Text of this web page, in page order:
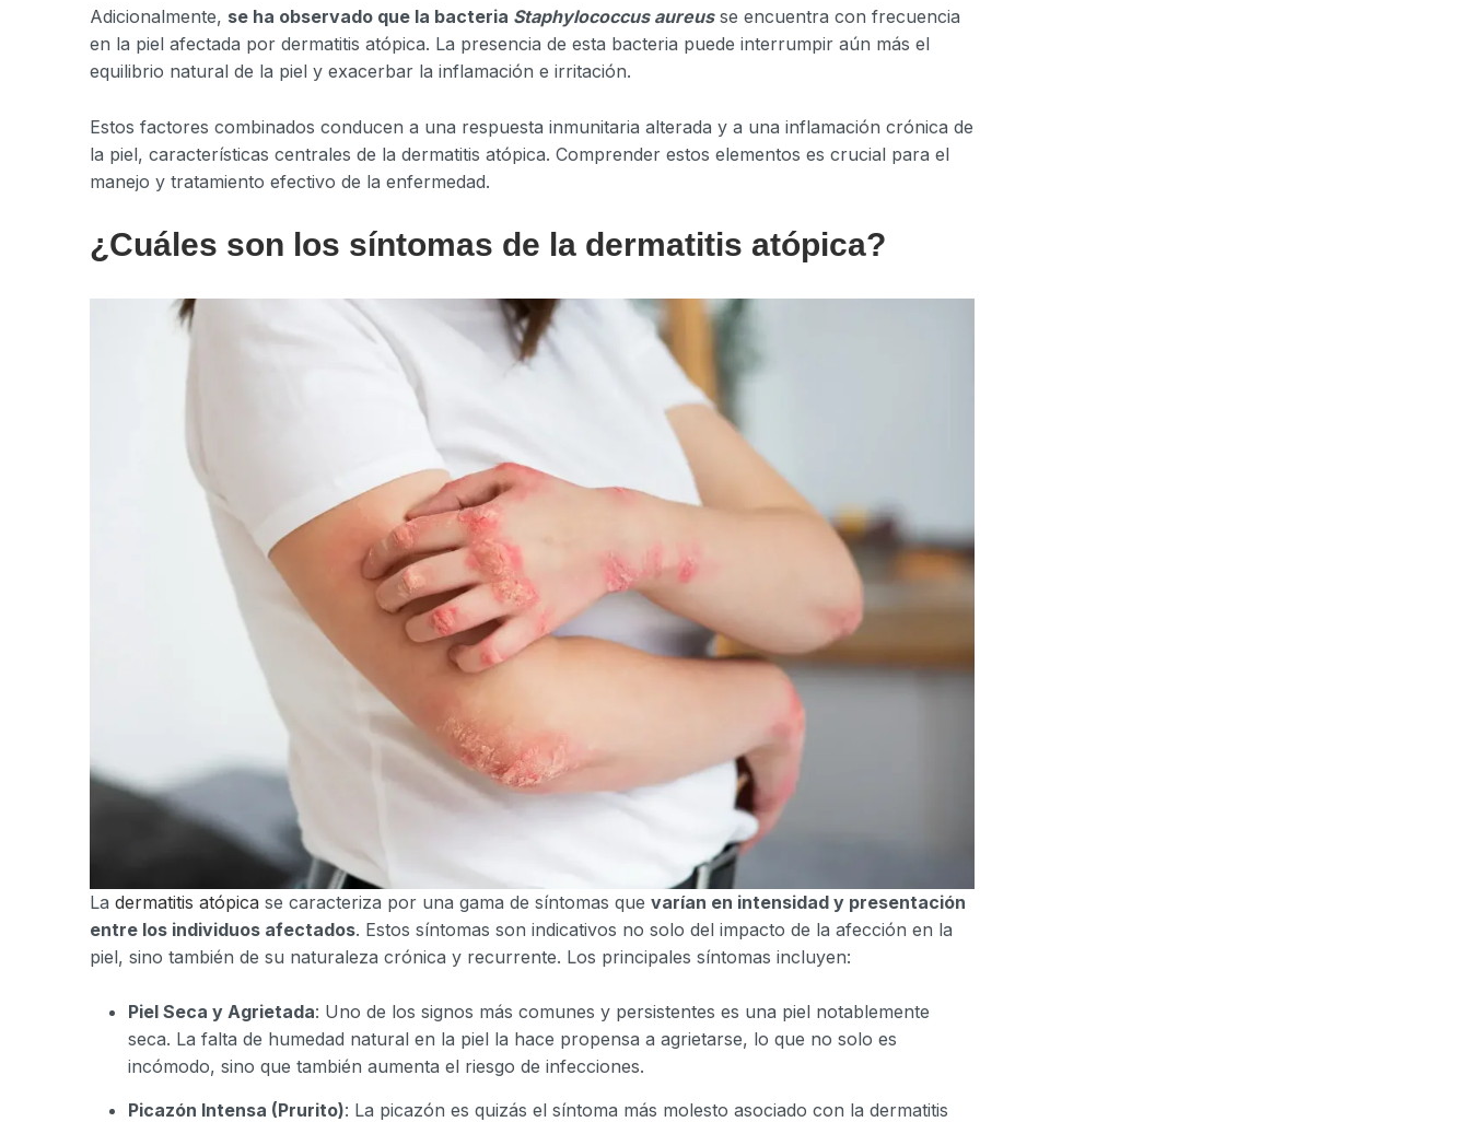
Adicionalmente, se ha observado que la bacteria Staphylococcus aureusse encuentra con frecuencia
en la piel afectada por dermatitis atópica. La presencia de esta bacteria puede interrumpir aún más el
equilibrio natural de la piel y exacerbar la inflamación e irritación.
Estos factores combinados conducen a una respuesta inmunitaria alterada y a una inflamación crónica de
la piel, características centrales de la dermatitis atópica. Comprender estos elementos es crucial para el
manejo y tratamiento efectivo de la enfermedad.
¿Cuáles son los síntomas de la dermatitis atópica?
La dermatitis atópica se caracteriza por una gama de síntomas que varían en intensidad y presentación
entre los individuos afectados. Estos síntomas son indicativos no solo del impacto de la afección en la
piel, sino también de su naturaleza crónica y recurrente. Los principales síntomas incluyen:
Piel Seca y Agrietada: Uno de los signos más comunes y persistentes es una piel notablemente
seca. La falta de humedad natural en la piel la hace propensa a agrietarse, lo que no solo es
incómodo, sino que también aumenta el riesgo de infecciones.
Picazón Intensa (Prurito): La picazón es quizás el síntoma más molesto asociado con la dermatitis